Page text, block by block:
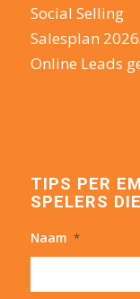
Social Selling
Salesplan
Online Leads
TIPS PER
SPELERS
Naam *